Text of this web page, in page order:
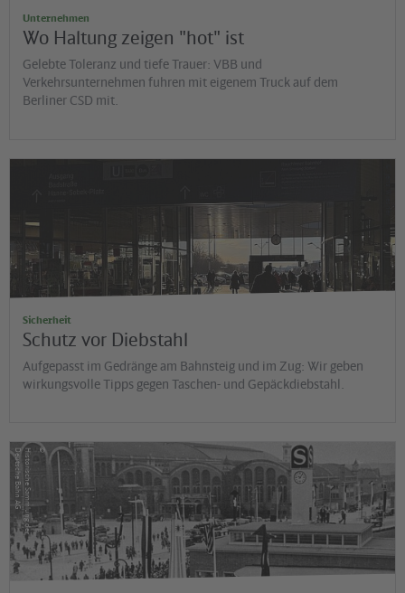
Unternehmen
Wo Haltung zeigen "hot" ist
Gelebte Toleranz und tiefe Trauer: VBB und
Verkehrsunternehmen fuhren mit eigenem Truck auf dem
Berliner CSD mit.
Sicherheit
Schutz vor Diebstahl
Aufgepasst im Gedränge am Bahnsteig und im Zug: Wir geben
wirkungsvolle Tipps gegen Taschen- und Gepäckdiebstahl.
©
H
is
t
o
r
is
c
h
e
S
a
m
m
lu
n
g
d
e
r
D
e
u
t
s
c
h
e
B
a
h
n
A
G